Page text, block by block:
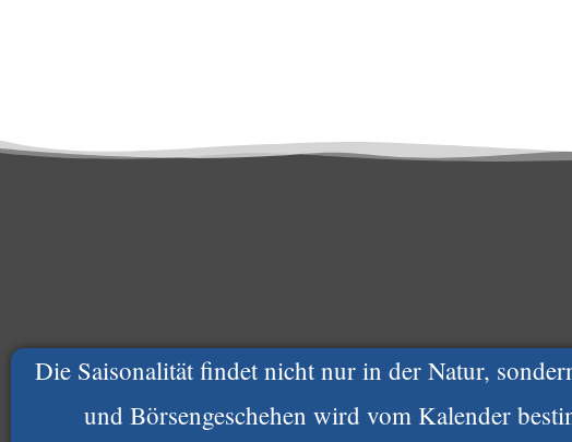
Die Saisonalität findet nicht nur in der Natur,
und Börsengeschehen wird vom Kalender